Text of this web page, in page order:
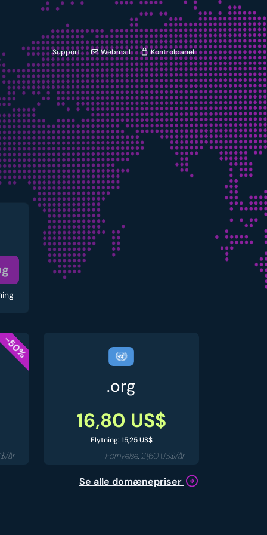
Support Webmail Kontrolpanel
-50%
år
.org
16,80 US$
Flytning: 15,25 US$
Fornyelse: 21,60 US$/år
Se alle domænepriser